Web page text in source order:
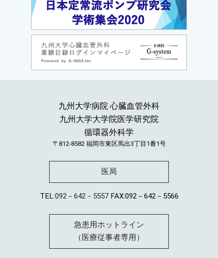
九州大学病院 心臓血管外科
九州大学大学院医学研究院
循環器外科学
〒812-8582福岡市東区馬出3丁目1番1号
医局
TEL:092－642－5557FAX:092－642－5566
急患用ホットライン
（医療従事者専用）